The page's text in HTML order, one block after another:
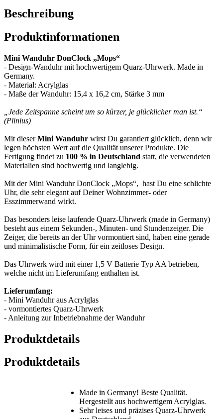
Beschreibung
Produktinformationen
Mini Wanduhr DonClock „Mops“
- Design-Wanduhr mit hochwertigem Quarz-Uhrwerk. Made in
Germany.
- Material: Acrylglas
- Maße der Wanduhr: 15,4 x 16,2 cm, Stärke 3 mm
„Jede Zeitspanne scheint um so kürzer, je glücklicher man ist.“
(Plinius)
Mit dieserMini Wanduhr wirst Du garantiert glücklich, denn wir
legen höchsten Wert auf die Qualität unserer Produkte. Die
Fertigung findet zu 100 % in Deutschland statt, die verwendeten
Materialien sind hochwertig und langlebig.
Mit der Mini Wanduhr DonClock „Mops“, hast Du eine schlichte
Uhr, die sehr elegant auf Deiner Wohnzimmer- oder
Esszimmerwand wirkt.
Das besonders leise laufende Quarz-Uhrwerk (made in Germany)
besteht aus einem Sekunden-, Minuten- und Stundenzeiger. Die
Zeiger, die bereits an der Uhr vormontiert sind, haben eine gerade
und minimalistische Form, für ein zeitloses Design.
Das Uhrwerk wird mit einer 1,5 V Batterie Typ AA betrieben,
welche nicht im Lieferumfang enthalten ist.
Lieferumfang:
- Mini Wanduhr aus Acrylglas
- vormontiertes Quarz-Uhrwerk
- Anleitung zur Inbetriebnahme der Wanduhr
Produktdetails
Produktdetails
Made in Germany! Beste Qualität.
Hergestellt aus hochwertigem Acrylglas.
Sehr leises und präzises Quarz-Uhrwerk